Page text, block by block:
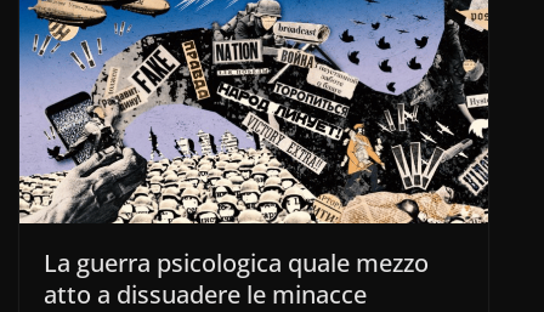
La guerra psicologica quale mezzo
atto a dissuadere le minacce